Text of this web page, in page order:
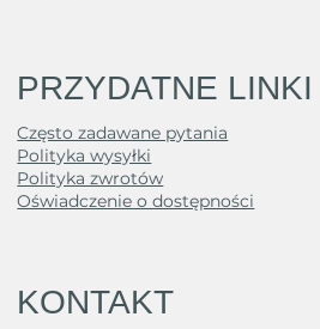
PRZYDATNE LINKI
Często zadawane pytania
Polityka wysyłki
Polityka zwrotów
Oświadczenie o dostępności
KONTAKT